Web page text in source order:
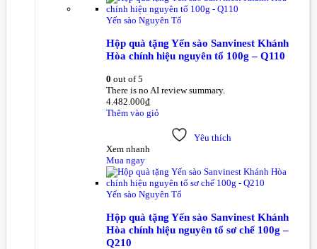
Yến sào Nguyên Tổ
Hộp quà tặng Yến sào Sanvinest Khánh
Hòa chính hiệu nguyên tổ 100g – Q110
0 out of 5
There is no AI review summary.
4.482.000₫
Thêm vào giỏ
Yêu thích
Xem nhanh
Mua ngay
Yến sào Nguyên Tổ
Hộp quà tặng Yến sào Sanvinest Khánh
Hòa chính hiệu nguyên tổ sơ chế 100g –
Q210